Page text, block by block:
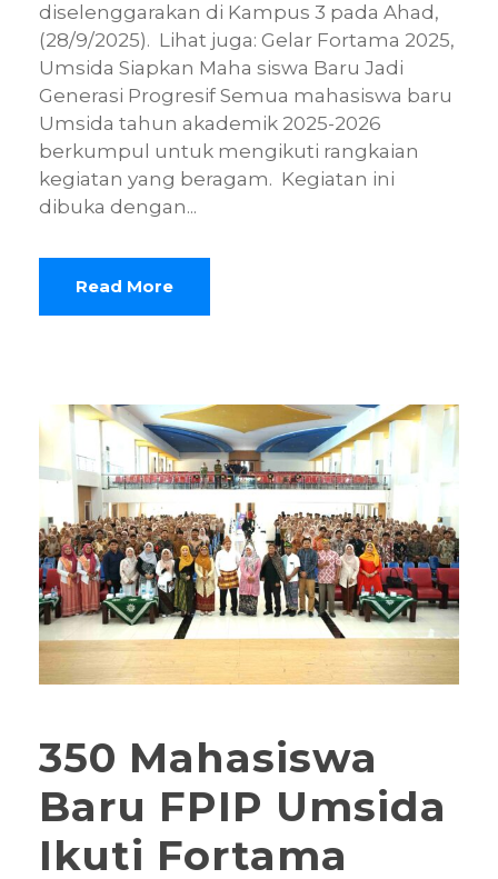
diselenggarakan di Kampus 3 pada Ahad,
(28/9/2025). Lihat juga: Gelar Fortama 2025,
Umsida Siapkan Maha siswa Baru Jadi
Generasi Progresif Semua mahasiswa baru
Umsida tahun akademik 2025-2026
berkumpul untuk mengikuti rangkaian
kegiatan yang beragam. Kegiatan ini
dibuka dengan...
Read More
350 Mahasiswa
Baru FPIP Umsida
Ikuti Fortama